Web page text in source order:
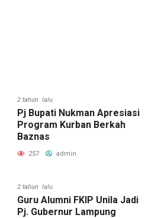
2 tahun lalu
Pj Bupati Nukman Apresiasi
Program Kurban Berkah
Baznas
257 admin
2 tahun lalu
Guru Alumni FKIP Unila Jadi
Pj. Gubernur Lampung